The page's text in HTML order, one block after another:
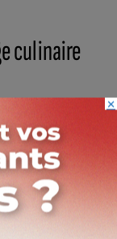
culinaire
et
en grand pour
pourront
×